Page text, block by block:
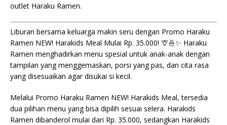
outlet Haraku Ramen.
Liburan bersama keluarga makin seru dengan Promo Haraku
Ramen NEW! Harakids Meal Mulai Rp. 35.000! 🦒🍜✨ Haraku
Ramen menghadirkan menu spesial untuk anak-anak dengan
tampilan yang menggemaskan, porsi yang pas, dan cita rasa
yang disesuaikan agar disukai si kecil.
Melalui Promo Haraku Ramen NEW! Harakids Meal, tersedia
dua pilihan menu yang bisa dipilih sesuai selera. Harakids
Ramen dibanderol mulai dari Rp. 35.000, sedangkan Harakids